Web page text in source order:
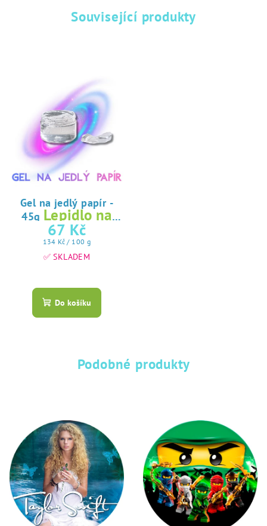
Související produkty
Gel na jedlý papír -
45g Lepidlo na
jedlý papír
67 Kč
Měrná
cena:
134 Kč / 100 g
✅ SKLADEM
hodnocení
produktu
hvězdiček.
Do košíku
Podobné produkty